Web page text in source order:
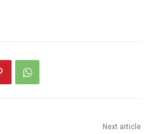
Next article